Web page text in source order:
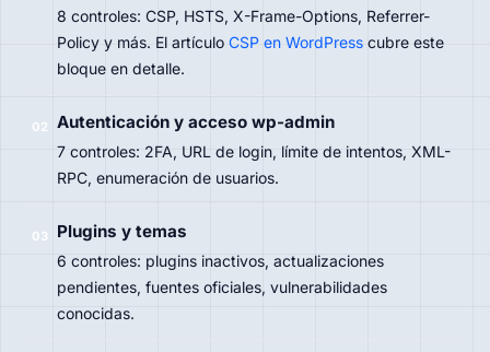
8 controles: CSP, HSTS, X-Frame-Options, Referrer-
Policy y más. El artículo CSP en WordPress cubre este
bloque en detalle.
02 Autenticación y acceso wp-admin
7 controles: 2FA, URL de login, límite de intentos, XML-
RPC, enumeración de usuarios.
03 Plugins y temas
6 controles: plugins inactivos, actualizaciones
pendientes, fuentes oficiales, vulnerabilidades
conocidas.